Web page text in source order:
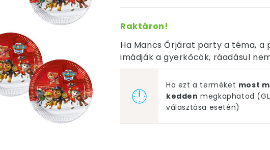
Raktáron!
Ha Mancs Őrjárat party a téma,
imádják a gyerkőcök, ráadásul
Ha ezt a terméket most
kedden megkaphatod
választása esetén)